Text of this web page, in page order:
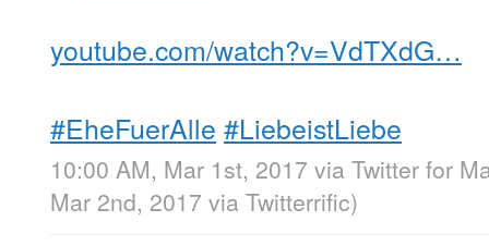
youtube.com/watch?v=VdTXdG…
#EheFuerAlle #LiebeistLiebe
10:00 AM, Mar 1st, 2017 via Twitter for
Mar 2nd, 2017 via Twitterrific)